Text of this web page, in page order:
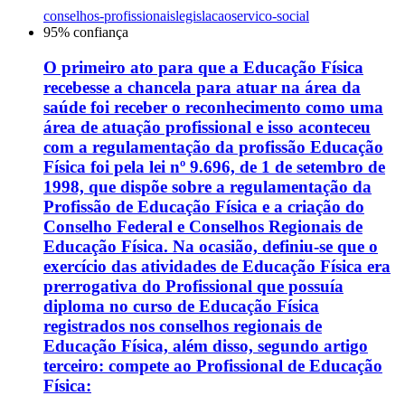
conselhos-profissionaislegislacaoservico-social
95% confiança
O primeiro ato para que a Educação Física
recebesse a chancela para atuar na área da
saúde foi receber o reconhecimento como uma
área de atuação profissional e isso aconteceu
com a regulamentação da profissão Educação
Física foi pela lei nº 9.696, de 1 de setembro de
1998, que dispõe sobre a regulamentação da
Profissão de Educação Física e a criação do
Conselho Federal e Conselhos Regionais de
Educação Física. Na ocasião, definiu-se que o
exercício das atividades de Educação Física era
prerrogativa do Profissional que possuía
diploma no curso de Educação Física
registrados nos conselhos regionais de
Educação Física, além disso, segundo artigo
terceiro: compete ao Profissional de Educação
Física: